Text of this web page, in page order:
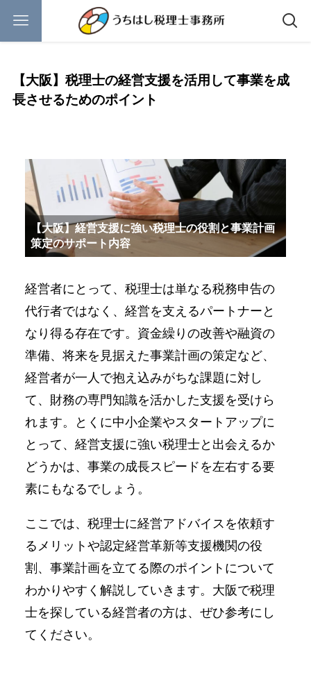
【大阪】税理士の経営支援を活用して事業を成
長させるためのポイント
【大阪】経営支援に強い税理士の役割と事業計画
策定のサポート内容
経営者にとって、税理士は単なる税務申告の
代行者ではなく、経営を支えるパートナーと
なり得る存在です。資金繰りの改善や融資の
準備、将来を見据えた事業計画の策定など、
経営者が一人で抱え込みがちな課題に対し
て、財務の専門知識を活かした支援を受けら
れます。とくに中小企業やスタートアップに
とって、経営支援に強い税理士と出会えるか
どうかは、事業の成長スピードを左右する要
素にもなるでしょう。
ここでは、税理士に経営アドバイスを依頼す
るメリットや認定経営革新等支援機関の役
割、事業計画を立てる際のポイントについて
わかりやすく解説していきます。大阪で税理
士を探している経営者の方は、ぜひ参考にし
てください。